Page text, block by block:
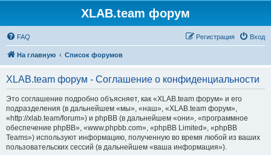
XLAB.team форум
FAQ Вход
Регистрация
На главную Список форумов
XLAB.team форум - Соглашение о конфиденциальности
Это соглашение подробно объясняет, как «XLAB.team форум» и его
подразделения (в дальнейшем «мы», «наш», «XLAB.team форум»,
«http://xlab.team/forum») и phpBB (в дальнейшем «они», «программное
обеспечение phpBB», «www.phpbb.com», «phpBB Limited», «phpBB
Teams») используют информацию, полученную во время любой из ваших
пользовательских сессий (в дальнейшем «ваша информация»).